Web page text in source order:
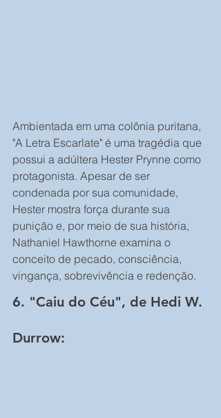
Ambientada em uma colônia puritana,
"A Letra Escarlate" é uma tragédia que
possui a adúltera Hester Prynne como
protagonista. Apesar de ser
condenada por sua comunidade,
Hester mostra força durante sua
punição e, por meio de sua história,
Nathaniel Hawthorne examina o
conceito de pecado, consciência,
vingança, sobrevivência e redenção.
6. "Caiu do Céu", de Hedi W.
Durrow: